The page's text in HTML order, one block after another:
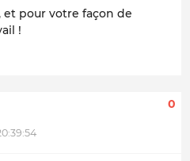
pour votre façon de
!
0